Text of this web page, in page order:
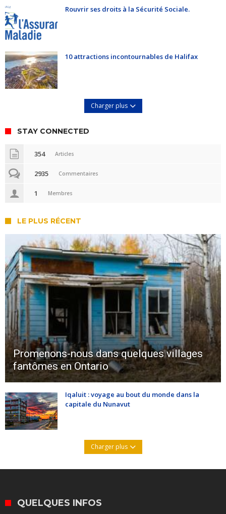
Rouvrir ses droits à la Sécurité Sociale.
10 attractions incontournables de Halifax
Charger plus
STAY CONNECTED
354 Articles
2935 Commentaires
1 Membres
LE PLUS RÉCENT
Promenons-nous dans quelques villages
fantômes en Ontario
Iqaluit : voyage au bout du monde dans la
capitale du Nunavut
Charger plus
QUELQUES INFOS